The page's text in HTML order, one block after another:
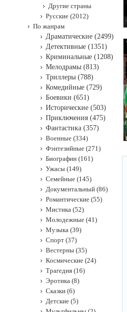
Другие страны
Русские (2012)
По жанрам
Драматические (2499)
Детективные (1351)
Криминальные (1208)
Мелодрамы (813)
Триллеры (788)
Комедийные (729)
Боевики (651)
Исторические (503)
Приключения (475)
Фантастика (357)
Военные (334)
Фэнтезийные (271)
Биографии (161)
Ужасы (149)
Семейные (145)
Документальный (86)
Романтические (55)
Мистика (52)
Молодежные (41)
Музыка (39)
Спорт (37)
Вестерны (35)
Космические (24)
Трагедия (16)
Эротика (8)
Сказки (6)
Детские (5)